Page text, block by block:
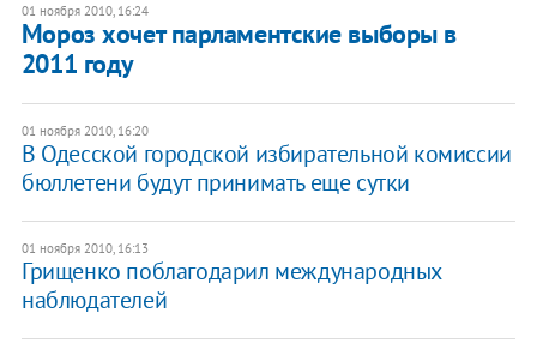
01 ноября 2010, 16:24
Мороз хочет парламентские выборы в
2011 году
01 ноября 2010, 16:20
В Одесской городской избирательной комиссии
бюллетени будут принимать еще сутки
01 ноября 2010, 16:13
Грищенко поблагодарил международных
наблюдателей